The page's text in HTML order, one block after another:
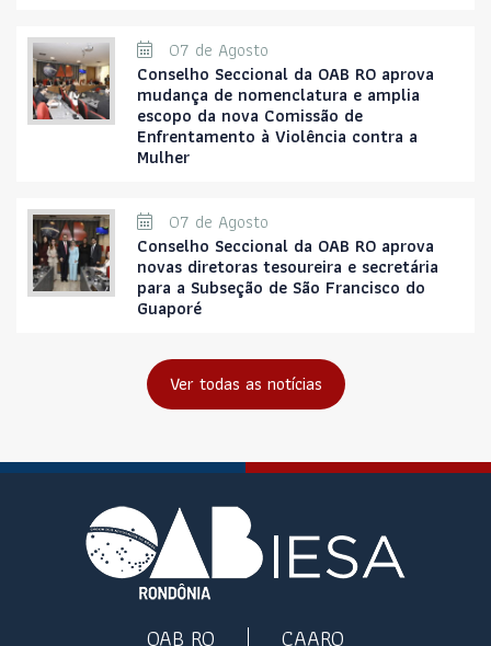
07 de Agosto
Conselho Seccional da OAB RO aprova
mudança de nomenclatura e amplia
escopo da nova Comissão de
Enfrentamento à Violência contra a
Mulher
07 de Agosto
Conselho Seccional da OAB RO aprova
novas diretoras tesoureira e secretária
para a Subseção de São Francisco do
Guaporé
Ver todas as notícias
OAB RO CAARO